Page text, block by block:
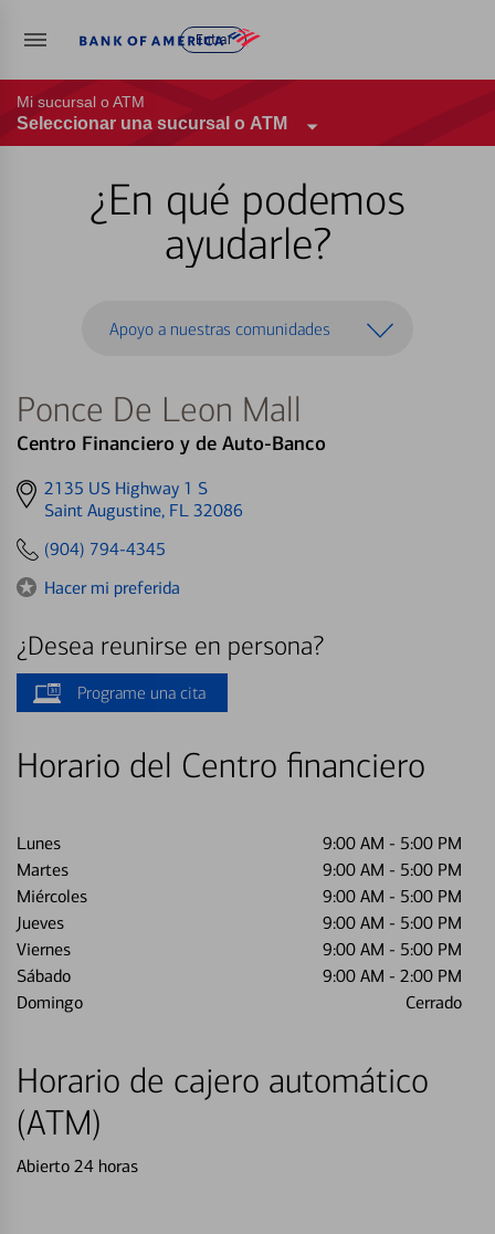
Entrar
Mi sucursal o ATM
Seleccionar una sucursal o ATM
¿En qué podemos
ayudarle?
Apoyo a nuestras comunidades
Ponce De Leon Mall
Centro Financiero y de Auto-Banco
Get
directions
2135 US Highway 1 S
Saint Augustine, FL 32086
(904) 794-4345
Hacer mi preferida
¿Desea reunirse en persona?
Programe una cita
Horario del Centro financiero
Lunes 9:00 AM - 5:00 PM
Martes
9:00 AM - 5:00 PM
Miércoles
9:00 AM - 5:00 PM
Jueves
9:00 AM - 5:00 PM
Viernes
9:00 AM - 5:00 PM
Sábado
9:00 AM - 2:00 PM
Domingo
Cerrado
Horario de cajero automático
(ATM)
Abierto 24 horas